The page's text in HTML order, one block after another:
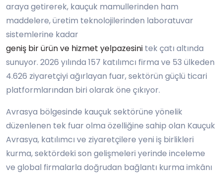
araya getirerek, kauçuk mamullerinden ham
maddelere, üretim teknolojilerinden laboratuvar
sistemlerine kadar
geniş bir ürün ve hizmet yelpazesini tek çatı altında
sunuyor. 2026 yılında 157 katılımcı firma ve 53 ülkeden
4.626 ziyaretçiyi ağırlayan fuar, sektörün güçlü ticari
platformlarından biri olarak öne çıkıyor.
Avrasya bölgesinde kauçuk sektörüne yönelik
düzenlenen tek fuar olma özelliğine sahip olan Kauçuk
Avrasya, katılımcı ve ziyaretçilere yeni iş birlikleri
kurma, sektördeki son gelişmeleri yerinde inceleme
ve global firmalarla doğrudan bağlantı kurma imkânı